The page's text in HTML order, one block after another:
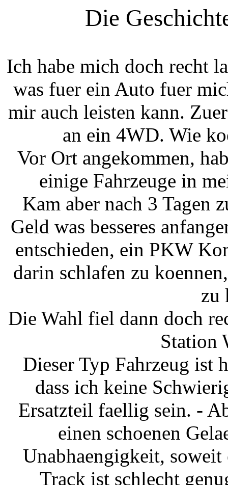
Die
Ich habe mich doch recht
was fuer ein Auto fuer
mir auch leisten kann.
an ein 4WD. Wie
Vor Ort angekommen,
einige Fahrzeuge in
Kam aber nach 3 Tagen
Geld was besseres
entschieden, ein PKW
darin schlafen zu
zu
Die Wahl fiel dann doch
Station
Dieser Typ Fahrzeug ist
dass ich keine
Ersatzteil faellig sein. -
einen schoenen
Unabhaengigkeit,
Track ist schlecht